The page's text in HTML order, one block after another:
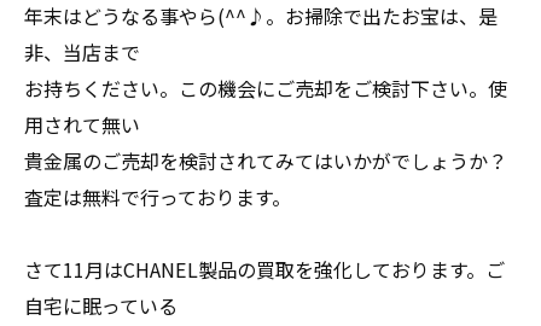
年末はどうなる事やら(^^♪。お掃除で出たお宝は、是
非、当店まで
お持ちください。この機会にご売却をご検討下さい。使
用されて無い
貴金属のご売却を検討されてみてはいかがでしょうか？
査定は無料で行っております。
さて11月はCHANEL製品の買取を強化しております。ご
自宅に眠っている